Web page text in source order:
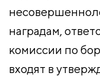
наградам,
комиссии по
входят в